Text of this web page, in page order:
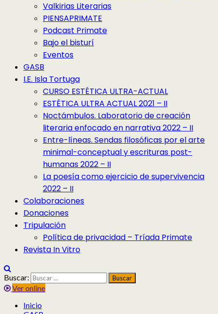
Valkirias Literarias
PIENSAPRIMATE
Podcast Primate
Bajo el bisturí
Eventos
GASB
I.E. Isla Tortuga
CURSO ESTÉTICA ULTRA-ACTUAL
ESTÉTICA ULTRA ACTUAL 2021 – II
Noctámbulos. Laboratorio de creación
literaria enfocado en narrativa 2022 – II
Entre-líneas. Sendas filosóficas por el arte
minimal-conceptual y escrituras post-
humanas 2022 – II
La poesía como ejercicio de supervivencia
2022 – II
Colaboraciones
Donaciones
Tripulación
Política de privacidad – Tríada Primate
Revista In Vitro
Buscar:
Ver online
Inicio